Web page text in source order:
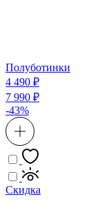
Полуботинки
4 490 ₽
7 990 ₽
-43%
Скидка